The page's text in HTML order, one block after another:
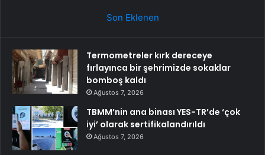
Son Eklenen
Termometreler kırk dereceye
fırlayınca bir şehrimizde sokaklar
bomboş kaldı
Ağustos 7, 2026
TBMM’nin ana binası YES-TR’de ‘çok
iyi’ olarak sertifikalandırıldı
Ağustos 7, 2026